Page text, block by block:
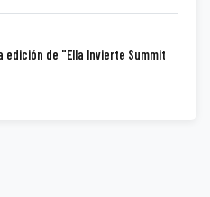
edición de "Ella Invierte Summit